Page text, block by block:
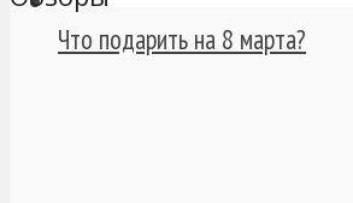
Что подарить на 8 марта?